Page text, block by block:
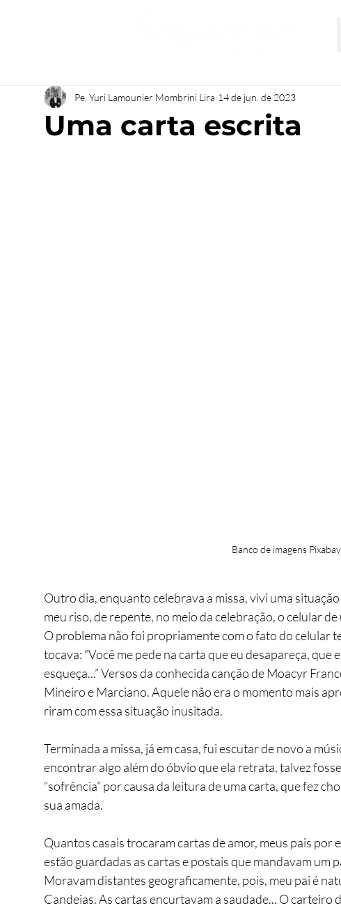
Uma carta escrita
Pe. Yuri Lamounier Mombrini Lira 14 de jun. de 2023
Banco de imagens
Outro dia, enquanto celebrava a missa, vivi uma
meu riso, de repente, no meio da celebração, o celular
O problema não foi propriamente com o fato do celular
tocava: “Você me pede na carta que eu desapareça,
esqueça...” Versos da conhecida canção de Moacyr
Mineiro e Marciano. Aquele não era o momento mais
riram com essa situação inusitada.
Terminada a missa, já em casa, fui escutar de novo a
encontrar algo além do óbvio que ela retrata, talvez
“sofrência” por causa da leitura de uma carta, que fez
sua amada.
Quantos casais trocaram cartas de amor, meus pais por
estão guardadas as cartas e postais que mandavam um
Moravam distantes geograficamente, pois, meu pai é
Candeias. As cartas encurtavam a saudade... O carteiro